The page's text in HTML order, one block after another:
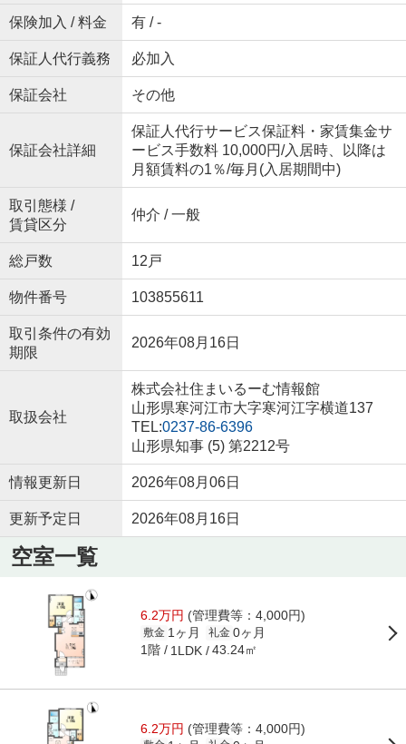
保険加入 / 料金 有 / -
保証人代行義務 必加入
保証会社 その他
保証会社詳細
保証人代行サービス保証料・家賃集金サ
ービス手数料 10,000円/入居時、以降は
月額賃料の1％/毎月(入居期間中)
取引態様 /
賃貸区分
仲介 / 一般
総戸数 12戸
物件番号 103855611
取引条件の有効
期限
2026年08月16日
取扱会社
株式会社住まいるーむ情報館
山形県寒河江市大字寒河江字横道137
TEL:0237-86-6396
山形県知事 (5) 第2212号
情報更新日 2026年08月06日
更新予定日 2026年08月16日
空室一覧
6.2万円 (管理費等：4,000円)
敷金 1ヶ月 礼金 0ヶ月
1階 1LDK 43.24㎡
6.2万円 (管理費等：4,000円)